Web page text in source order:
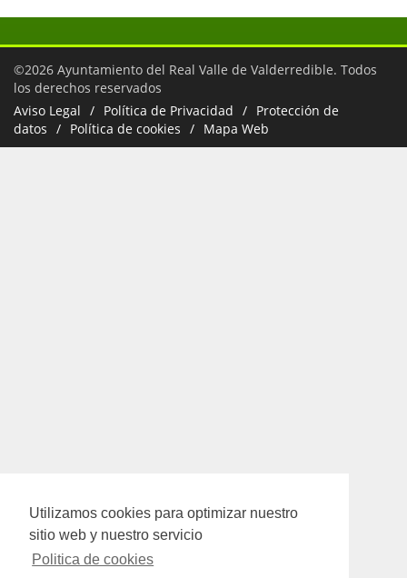
Utilizamos cookies para optimizar nuestro
sitio web y nuestro servicio
Politica de cookies
©2026 Ayuntamiento del Real Valle de Valderredible. Todos
los derechos reservados
Aviso Legal
Política de Privacidad
Protección de
datos
Política de cookies Mapa Web